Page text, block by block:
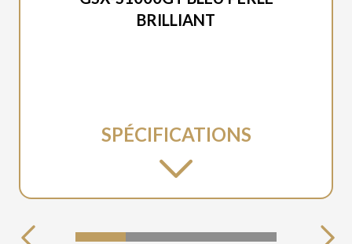
BRILLIANT
SPÉCIFICATIONS